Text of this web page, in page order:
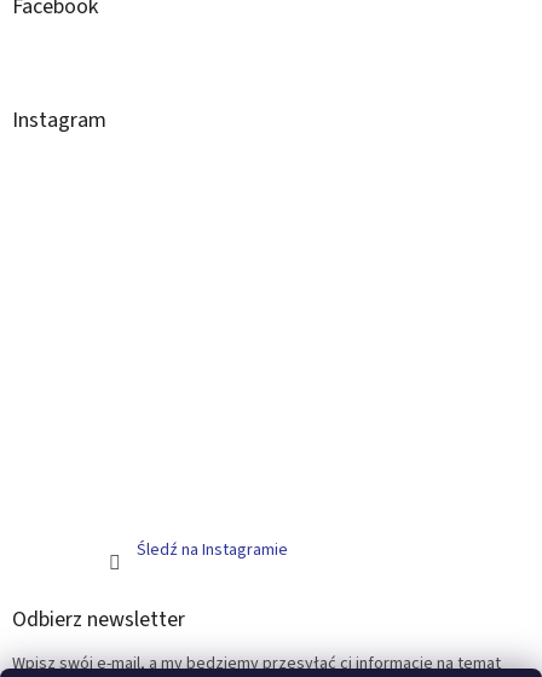
Facebook
Instagram
Śledź na Instagramie
Odbierz newsletter
Wpisz swój e-mail, a my będziemy przesyłać ci informacje na temat